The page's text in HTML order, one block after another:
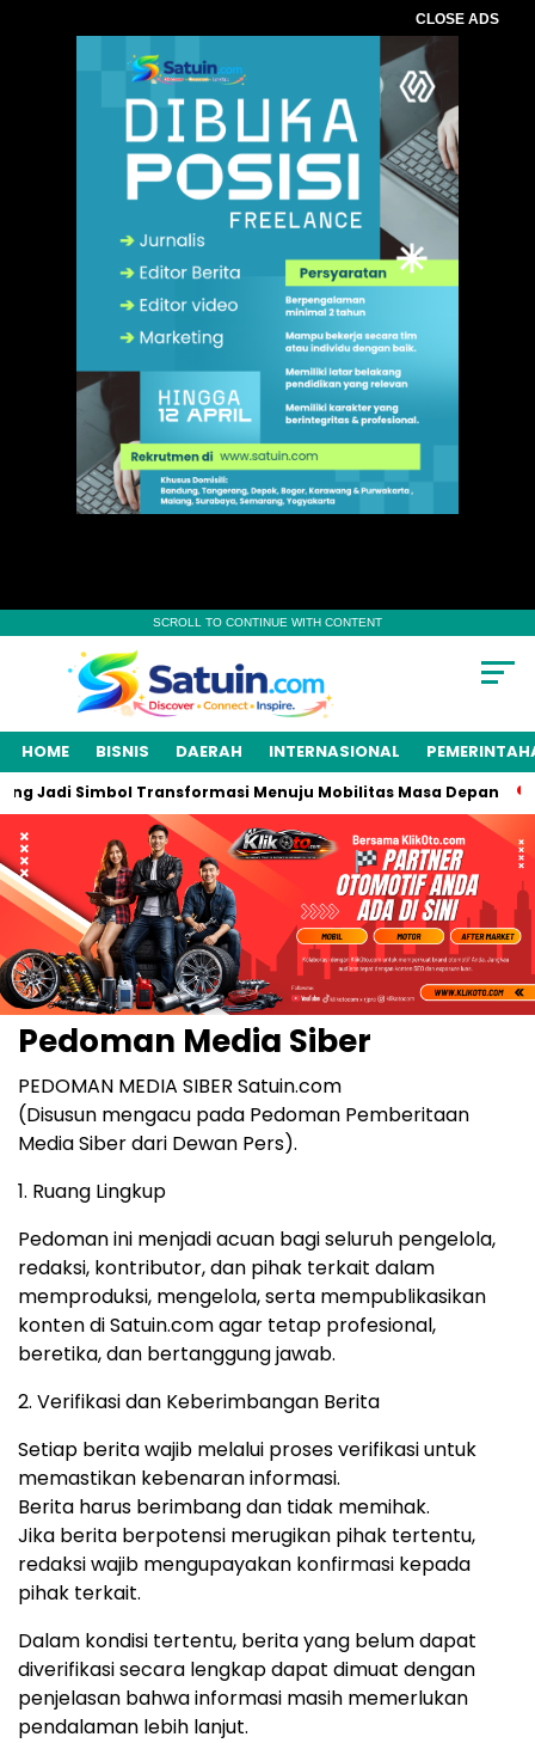
CLOSE ADS
SCROLL TO CONTINUE WITH CONTENT
HOME BISNIS DAERAH INTERNASIONAL
Jadi Simbol Transformasi Menuju Mobilitas Masa Depan
Pedoman Media Siber
PEDOMAN MEDIA SIBER Satuin.com
(Disusun mengacu pada Pedoman Pemberitaan
Media Siber dari Dewan Pers).
1. Ruang Lingkup
Pedoman ini menjadi acuan bagi seluruh pengelola,
redaksi, kontributor, dan pihak terkait dalam
memproduksi, mengelola, serta mempublikasikan
konten di Satuin.com agar tetap profesional,
beretika, dan bertanggung jawab.
2. Verifikasi dan Keberimbangan Berita
Setiap berita wajib melalui proses verifikasi untuk
memastikan kebenaran informasi.
Berita harus berimbang dan tidak memihak.
Jika berita berpotensi merugikan pihak tertentu,
redaksi wajib mengupayakan konfirmasi kepada
pihak terkait.
Dalam kondisi tertentu, berita yang belum dapat
diverifikasi secara lengkap dapat dimuat dengan
penjelasan bahwa informasi masih memerlukan
pendalaman lebih lanjut.